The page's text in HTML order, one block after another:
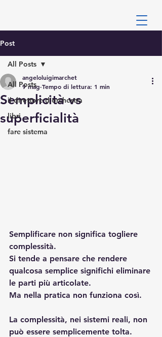
Post
All Posts
il direttore d'orchestra
libri
fare sistema
All Posts
Semplicità vs
superficialità
angeloluigimarchet
9 mag Tempo di lettura: 1 min
Semplificare non significa togliere
complessità.
Si tende a pensare che rendere
qualcosa semplice significhi eliminare
le parti più articolate.
Ma nella pratica non funziona così.
La complessità, nei sistemi reali, non
può essere semplicemente tolta.